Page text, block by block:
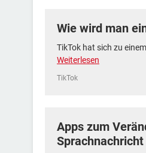
Wie wird man
TikTok hat sich zu
Weiterlesen
TikTok
Apps zum